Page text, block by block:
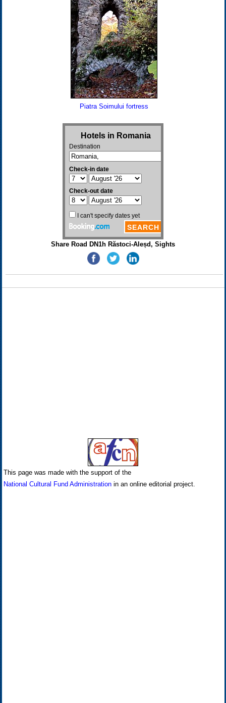
Piatra Soimului fortress
Share Road DN1h Răstoci-Aleșd, Sights
This page was made with the support of the
National Cultural Fund Administrationin an online editorial project.